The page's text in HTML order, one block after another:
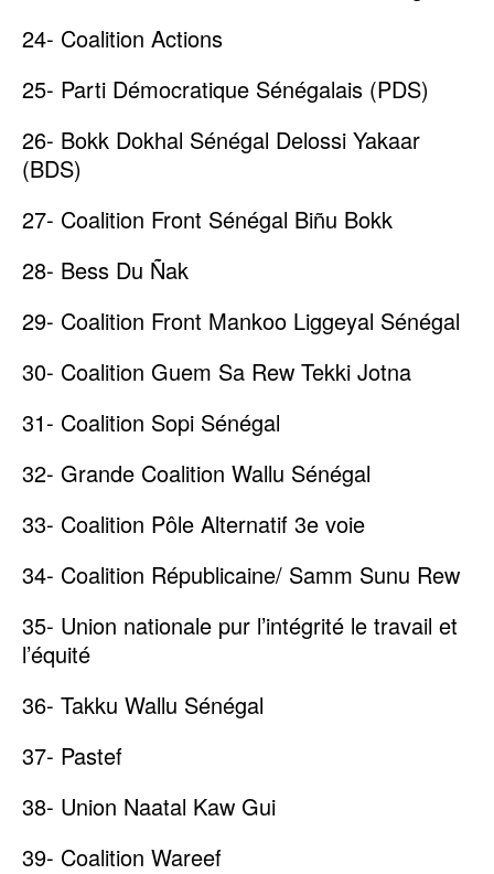
24- Coalition Actions
25- Parti Démocratique Sénégalais (PDS)
26- Bokk Dokhal Sénégal Delossi Yakaar
(BDS)
27- Coalition Front Sénégal Biñu Bokk
28- Bess Du Ñak
29- Coalition Front Mankoo Liggeyal Sénégal
30- Coalition Guem Sa Rew Tekki Jotna
31- Coalition Sopi Sénégal
32- Grande Coalition Wallu Sénégal
33- Coalition Pôle Alternatif 3e voie
34- Coalition Républicaine/ Samm Sunu Rew
35- Union nationale pur l’intégrité le travail et
l’équité
36- Takku Wallu Sénégal
37- Pastef
38- Union Naatal Kaw Gui
39- Coalition Wareef